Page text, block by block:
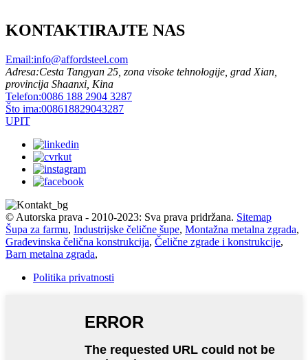
KONTAKTIRAJTE NAS
Email:info@affordsteel.com
Adresa:Cesta Tangyan 25, zona visoke tehnologije, grad Xian,
provincija Shaanxi, Kina
Telefon:0086 188 2904 3287
Što ima:008618829043287
UPIT
© Autorska prava - 2010-2023: Sva prava pridržana. Sitemap
Šupa za farmu, Industrijske čelične šupe, Montažna metalna zgrada,
Građevinska čelična konstrukcija, Čelične zgrade i konstrukcije,
Barn metalna zgrada,
Politika privatnosti